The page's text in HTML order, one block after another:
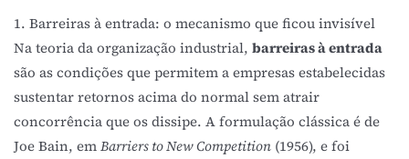
1. Barreiras à entrada: o mecanismo que ficou invisível
Na teoria da organização industrial, barreiras à entrada
são as condições que permitem a empresas estabelecidas
sustentar retornos acima do normal sem atrair
concorrência que os dissipe. A formulação clássica é de
Joe Bain, emBarriers to New Competition (1956), e foi